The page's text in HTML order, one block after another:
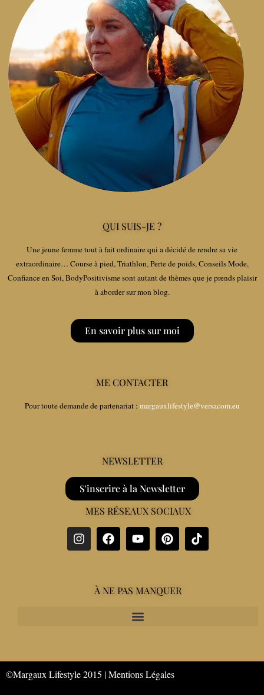
QUI SUIS-JE ?
Une jeune femme tout à fait ordinaire qui a décidé de rendre sa vie
extraordinaire… Course à pied, Triathlon, Perte de poids, Conseils Mode,
Confiance en Soi, BodyPositivisme sont autant de thèmes que je prends plaisir
à aborder sur mon blog.
En savoir plus sur moi
ME CONTACTER
Pour toute demande de partenariat : margauxlifestyle@versacom.eu
NEWSLETTER
S'inscrire à la Newsletter
MES RÉSEAUX SOCIAUX
À NE PAS MANQUER
©Margaux Lifestyle 2015 |Mentions Légales